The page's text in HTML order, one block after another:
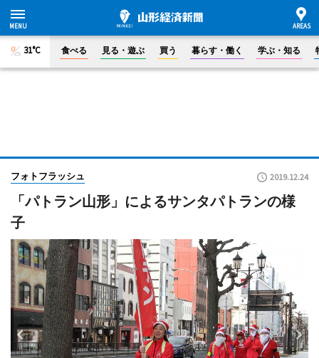
31°C 食べる 見る・遊ぶ 買う 暮らす・働く 学ぶ・知る
フォトフラッシュ 2019.12.24
「パトラン山形」によるサンタパトランの様
子